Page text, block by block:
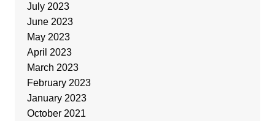
July 2023
June 2023
May 2023
April 2023
March 2023
February 2023
January 2023
October 2021